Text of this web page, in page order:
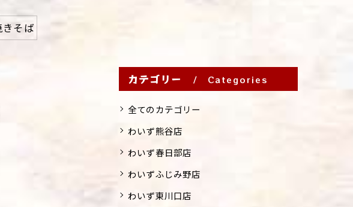
きそば
カテゴリー Categories
全てのカテゴリー
わいず熊谷店
わいず春日部店
わいずふじみ野店
わいず東川口店